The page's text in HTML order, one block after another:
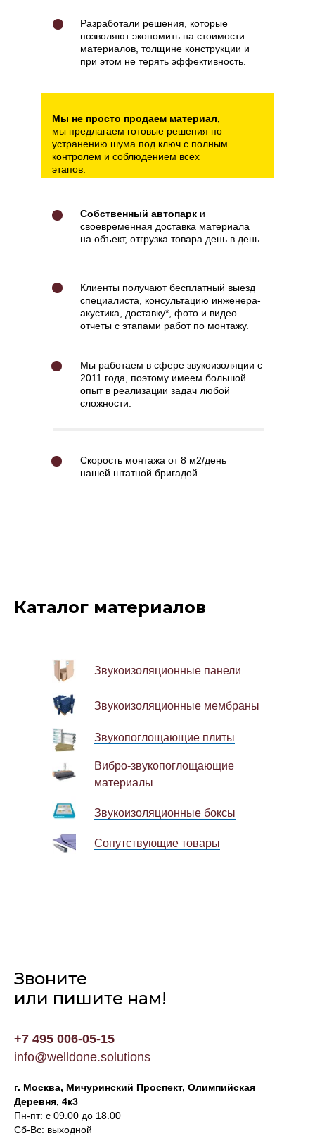
Разработали решения, которые
позволяют экономить на стоимости
материалов, толщине конструкции и
при этом не терять эффективность.
Клиенты получают бесплатный выезд
специалиста, консультацию инженера-
акустика, доставку*, фото и видео
отчеты c этапами работ по монтажу.
Мы не просто продаем материал,
мы предлагаем готовые решения по
устранению шума под ключ с полным
контролем и соблюдением всех
этапов.
Собственный автопарк и
своевременная доставка материала
на объект, отгрузка товара день в день.
Мы работаем в сфере звукоизоляции с
2011 года, поэтому имеем большой
опыт в реализации задач любой
сложности.
Скорость монтажа от 8 м2/день
нашей штатной бригадой.
Каталог материалов
Звукоизоляционные панели
Звукоизоляционные мембраны
Звукопоглощающие плиты
Вибро-звукопоглощающие
материалы
Звукоизоляционные боксы
Сопутствующие товары
Звоните
или пишите нам!
+7 495 006-05-15
info@welldone.solutions
г. Москва, Мичуринский Проспект, Олимпийская
Деревня, 4к3
Пн-пт: с 09.00 до 18.00
Сб-Вс: выходной